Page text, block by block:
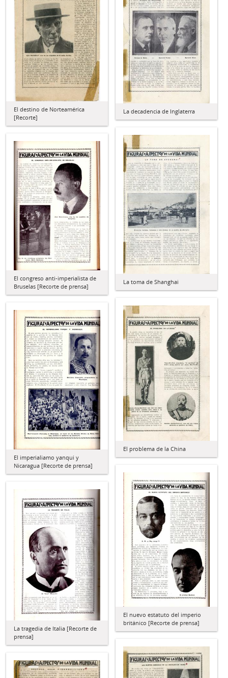
El destino de Norteamérica
[Recorte]
La decadencia de Inglaterra
La toma de Shanghai
El congreso anti-imperialista de
Bruselas [Recorte de prensa]
El problema de la China
El imperialiamo yanqui y
Nicaragua [Recorte de prensa]
El nuevo estatuto del imperio
británico [Recorte de prensa]
La tragedia de Italia [Recorte de
prensa]